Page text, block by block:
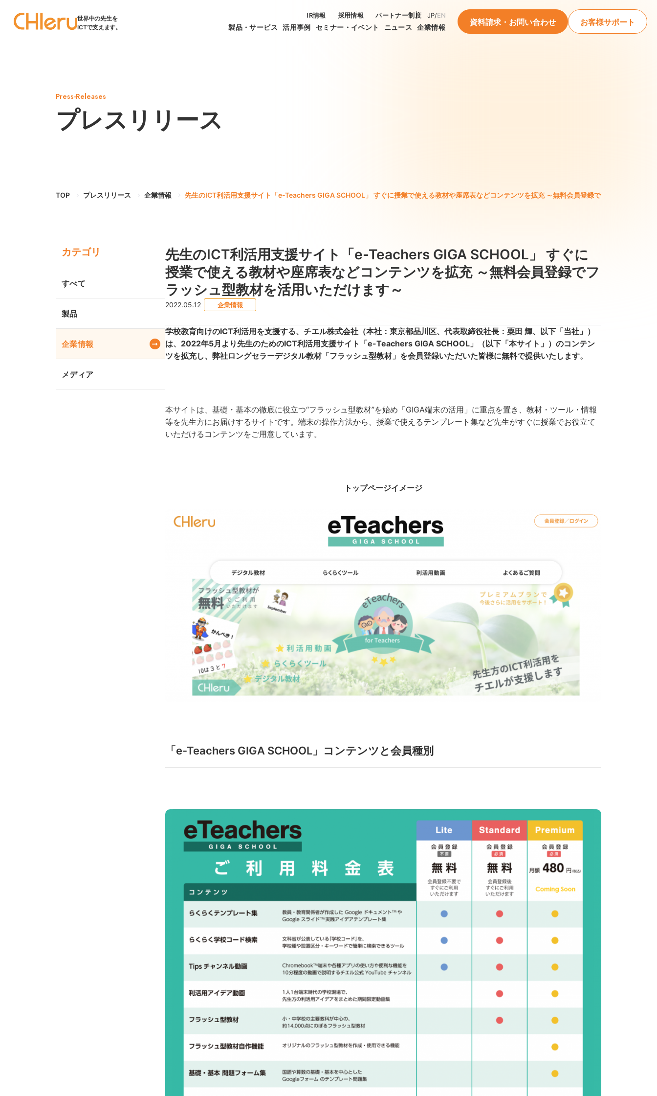
世界中の先生を
ICTで支えます。
製品・サービス 活用事例 セミナー・イベント ニュース 企業情報
IR情報 採用情報 パートナー制度 JP/EN
資料請求・お問い合わせ お客様サポート
Press-Releases
プレスリリース
TOP プレスリリース 企業情報 先生のICT利活用支援サイト「e-Teachers GIGA SCHOOL」 すぐに授業で使える教材や座席表などコンテンツを拡充 ～無料会員登録でフラッシュ型教
カテゴリ
すべて
製品
企業情報
メディア
先生のICT利活用支援サイト「e-Teachers GIGA SCHOOL」 すぐに
授業で使える教材や座席表などコンテンツを拡充 ～無料会員登録でフ
ラッシュ型教材を活用いただけます～
2022.05.12 企業情報
学校教育向けのICT利活用を支援する、チエル株式会社（本社：東京都品川区、代表取締役社長：粟田 輝、以下「当社」）
は、2022年5月より先生のためのICT利活用支援サイト「e-Teachers GIGA SCHOOL」（以下「本サイト」）のコンテン
ツを拡充し、弊社ロングセラーデジタル教材「フラッシュ型教材」を会員登録いただいた皆様に無料で提供いたします。
本サイトは、基礎・基本の徹底に役立つ“フラッシュ型教材”を始め「GIGA端末の活用」に重点を置き、教材・ツール・情報
等を先生方にお届けするサイトです。端末の操作方法から、授業で使えるテンプレート集など先生がすぐに授業でお役立て
いただけるコンテンツをご用意しています。
トップページイメージ
「e-Teachers GIGA SCHOOL」コンテンツと会員種別